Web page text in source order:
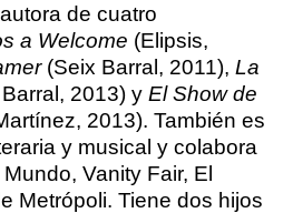
≻
creativa
de cuatro
a Welcome (Elipsis,
(Seix Barral, 2011), La
2013) y El Show de
2013). También es
y musical y colabora
Vanity Fair, El
Metrópoli. Tiene dos hijos